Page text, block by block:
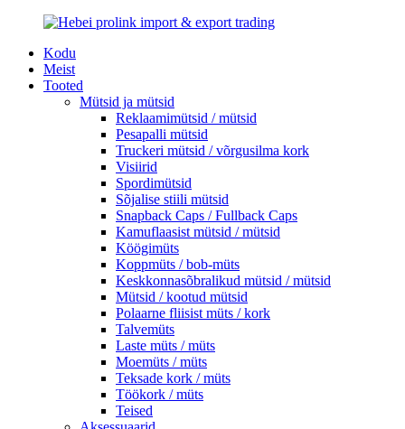
Kodu
Meist
Tooted
Mütsid ja mütsid
Reklaamimütsid / mütsid
Pesapalli mütsid
Truckeri mütsid / võrgusilma kork
Visiirid
Spordimütsid
Sõjalise stiili mütsid
Snapback Caps / Fullback Caps
Kamuflaasist mütsid / mütsid
Köögimüts
Koppmüts / bob-müts
Keskkonnasõbralikud mütsid / mütsid
Mütsid / kootud mütsid
Polaarne fliisist müts / kork
Talvemüts
Laste müts / müts
Moemüts / müts
Teksade kork / müts
Töökork / müts
Teised